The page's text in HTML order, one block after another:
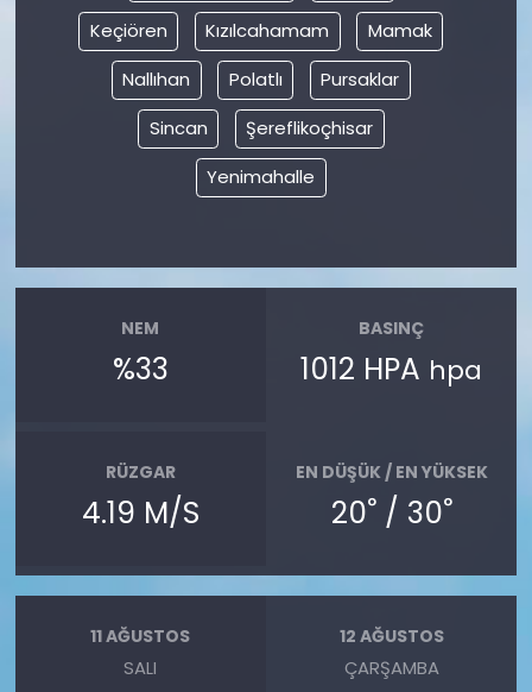
Keçiören
Kızılcahamam
Mamak
Nallıhan
Polatlı
Pursaklar
Sincan
Şereflikoçhisar
Yenimahalle
NEM
%33
BASINÇ
1012 HPA hpa
RÜZGAR
4.19 M/S
EN DÜŞÜK / EN YÜKSEK
20°/ 30°
11 AĞUSTOS
SALI
12 AĞUSTOS
ÇARŞAMBA